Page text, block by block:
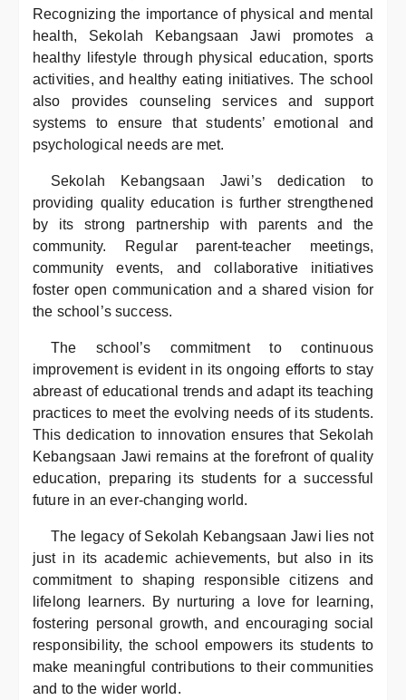
Recognizing the importance of physical and mental
health, Sekolah Kebangsaan Jawi promotes a
healthy lifestyle through physical education, sports
activities, and healthy eating initiatives. The school
also provides counseling services and support
systems to ensure that students’ emotional and
psychological needs are met.
Sekolah Kebangsaan Jawi’s dedication to
providing quality education is further strengthened
by its strong partnership with parents and the
community. Regular parent-teacher meetings,
community events, and collaborative initiatives
foster open communication and a shared vision for
the school’s success.
The school’s commitment to continuous
improvement is evident in its ongoing efforts to stay
abreast of educational trends and adapt its teaching
practices to meet the evolving needs of its students.
This dedication to innovation ensures that Sekolah
Kebangsaan Jawi remains at the forefront of quality
education, preparing its students for a successful
future in an ever-changing world.
The legacy of Sekolah Kebangsaan Jawi lies not
just in its academic achievements, but also in its
commitment to shaping responsible citizens and
lifelong learners. By nurturing a love for learning,
fostering personal growth, and encouraging social
responsibility, the school empowers its students to
make meaningful contributions to their communities
and to the wider world.